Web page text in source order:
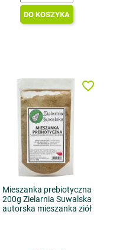
DO KOSZYKA
Mieszanka prebiotyczna
200g Zielarnia Suwalska
autorska mieszanka ziół
favorite_border